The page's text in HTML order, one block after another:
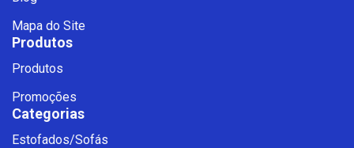
Mapa do Site
Produtos
Produtos
Promoções
Categorias
Estofados/Sofás